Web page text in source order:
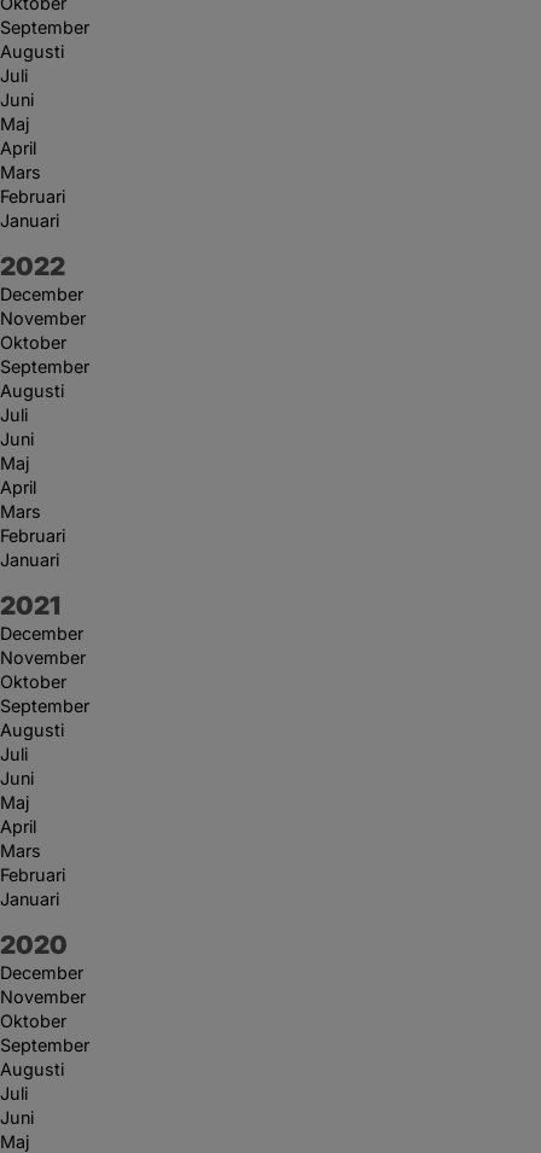
September
Augusti
Juli
Juni
Maj
April
Mars
Februari
Januari
År:
2022
December
November
Oktober
September
Augusti
Juli
Juni
Maj
April
Mars
Februari
Januari
År:
2021
December
November
Oktober
September
Augusti
Juli
Juni
Maj
April
Mars
Februari
Januari
År:
2020
December
November
Oktober
September
Augusti
Juli
Juni
Maj